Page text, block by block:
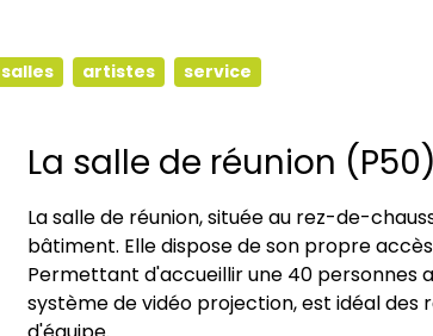
salles artistes service
La salle de réunion (P50)
La salle de réunion, située au rez-de-
bâtiment. Elle dispose de son propre
Permettant d'accueillir une 40 personnes
système de vidéo projection, est idéal des